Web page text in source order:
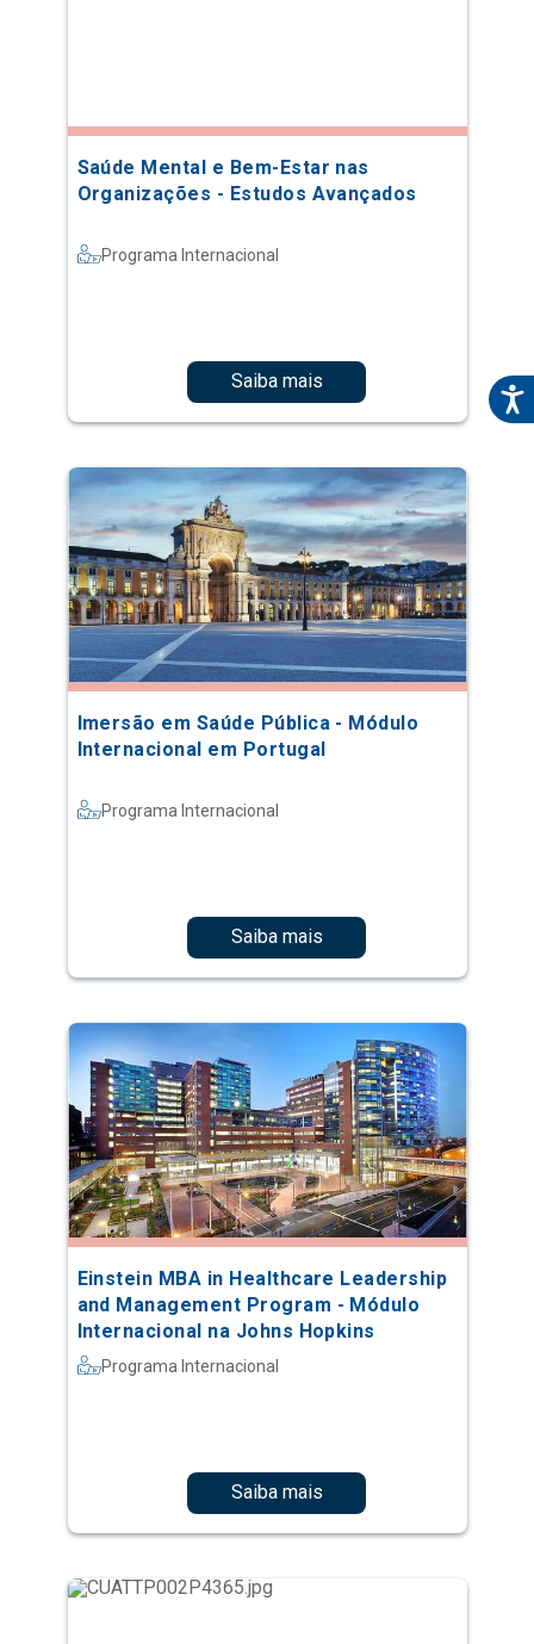
Saúde Mental e Bem-Estar nas
Organizações - Estudos Avançados
Programa Internacional
Saiba mais
Imersão em Saúde Pública - Módulo
Internacional em Portugal
Programa Internacional
Saiba mais
Einstein MBA in Healthcare Leadership
and Management Program - Módulo
Internacional na Johns Hopkins
Programa Internacional
Saiba mais